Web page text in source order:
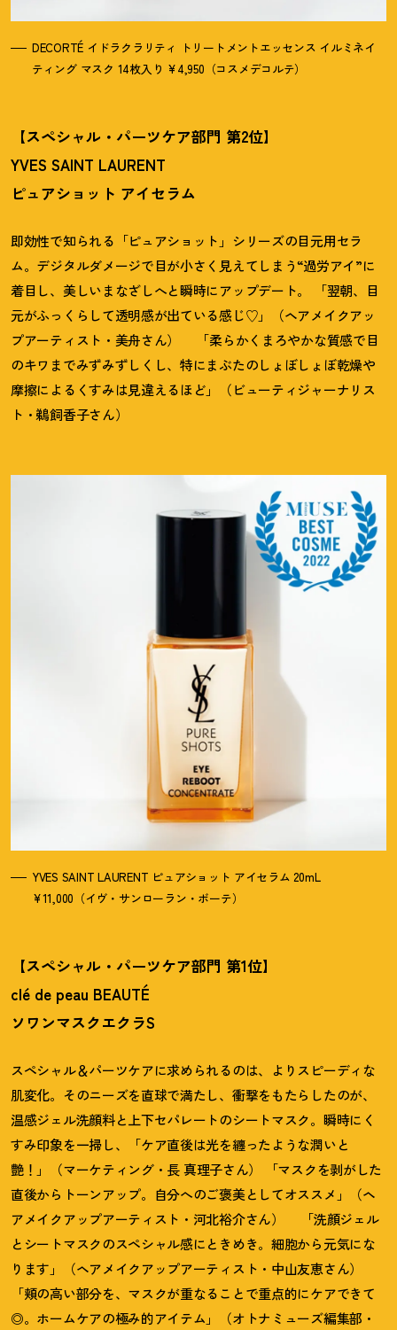
DECORTÉ イドラクラリティ トリートメントエッセンス イルミネイ
ティング マスク 14枚入り ¥4,950（コスメデコルテ）
【スペシャル・パーツケア部門 第2位】
YVES SAINT LAURENT
ピュアショット アイセラム
即効性で知られる「ピュアショット」シリーズの目元用セラ
ム。デジタルダメージで目が小さく見えてしまう“過労アイ”に
着目し、美しいまなざしへと瞬時にアップデート。 「翌朝、目
元がふっくらして透明感が出ている感じ♡」（ヘアメイクアッ
プアーティスト・美舟さん） 「柔らかくまろやかな質感で目
のキワまでみずみずしくし、特にまぶたのしょぼしょぼ乾燥や
摩擦によるくすみは見違えるほど」（ビューティジャーナリス
ト・鵜飼香子さん）
YVES SAINT LAURENT ピュアショット アイセラム 20mL
¥11,000（イヴ・サンローラン・ボーテ）
【スペシャル・パーツケア部門 第1位】
clé de peau BEAUTÉ
ソワンマスクエクラS
スペシャル＆パーツケアに求められるのは、よりスピーディな
肌変化。そのニーズを直球で満たし、衝撃をもたらしたのが、
温感ジェル洗顔料と上下セパレートのシートマスク。瞬時にく
すみ印象を一掃し、「ケア直後は光を纏ったような潤いと
艶！ 」（マーケティング・長 真理子さん） 「マスクを剥がした
直後からトーンアップ。自分へのご褒美としてオススメ」（ヘ
アメイクアップアーティスト・河北裕介さん） 「洗顔ジェル
とシートマスクのスペシャル感にときめき。細胞から元気にな
ります」（ヘアメイクアップアーティスト・中山友恵さん）
「頬の高い部分を、マスクが重なることで重点的にケアできて
◎。ホームケアの極み的アイテム」（オトナミューズ編集部・